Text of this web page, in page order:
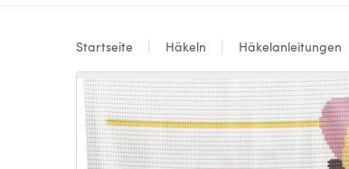
Startseite Häkeln Häkelanleitungen